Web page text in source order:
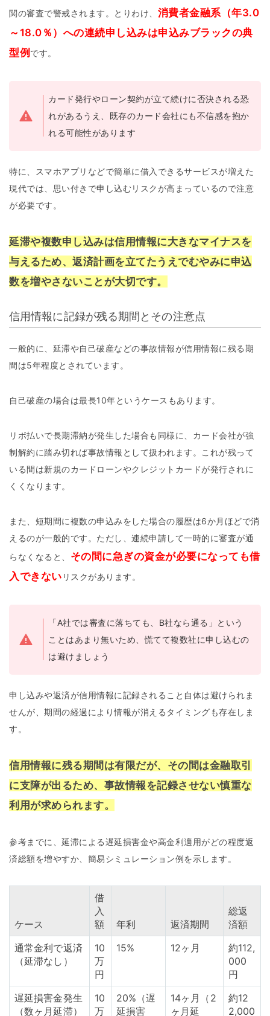
関の審査で警戒されます。とりわけ、 消費者金融系（年3.0
～18.0％）への連続申し込みは申込みブラックの典
型例 です。
カード発行やローン契約が立て続けに否決される恐
れがあるうえ、既存のカード会社にも不信感を抱か
れる可能性があります
特に、スマホアプリなどで簡単に借入できるサービスが増えた
現代では、思い付きで申し込むリスクが高まっているので注意
が必要です。
延滞や複数申し込みは信用情報に大きなマイナスを
与えるため、返済計画を立てたうえでむやみに申込
数を増やさないことが大切です。
信用情報に記録が残る期間とその注意点
一般的に、延滞や自己破産などの事故情報が信用情報に残る期
間は5年程度とされています。
自己破産の場合は最長10年というケースもあります。
リボ払いで長期滞納が発生した場合も同様に、カード会社が強
制解約に踏み切れば事故情報として扱われます。これが残って
いる間は新規のカードローンやクレジットカードが発行されに
くくなります。
また、短期間に複数の申込みをした場合の履歴は6か月ほどで消
えるのが一般的です。ただし、連続申請して一時的に審査が通
らなくなると、 その間に急ぎの資金が必要になっても借
入できない リスクがあります。
「A社では審査に落ちても、B社なら通る」という
ことはあまり無いため、慌てて複数社に申し込むの
は避けましょう
申し込みや返済が信用情報に記録されること自体は避けられま
せんが、期間の経過により情報が消えるタイミングも存在しま
す。
信用情報に残る期間は有限だが、その間は金融取引
に支障が出るため、事故情報を記録させない慎重な
利用が求められます。
参考までに、延滞による遅延損害金や高金利適用がどの程度返
済総額を増やすか、簡易シミュレーション例を示します。
ケース
借
入
額
年利 返済期間
総返
済額
通常金利で返済
（延滞なし）
10
万
円
15% 12ヶ月
約112,
000
円
遅延損害金発生
（数ヶ月延滞）
10
万
20%（遅
延損害
14ヶ月（2
ヶ月延
約12
2,000